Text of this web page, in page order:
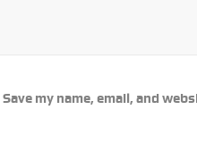
Save my name, email, and